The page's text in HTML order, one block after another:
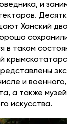
и
Ханский
в таком
и
а также музей
искусства.